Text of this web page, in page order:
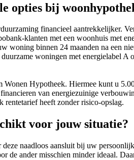
opties bij
financieel aantrekkelijker.
klanten met een woonhuis met
woning binnen 24 maanden na een
woningen met energielabel
Hypotheek. Hiermee kunt u
van energiezuinige
heeft zonder risico-opslag.
voor jouw situatie?
naadloos aansluit bij uw
de ander misschien minder ideaal.